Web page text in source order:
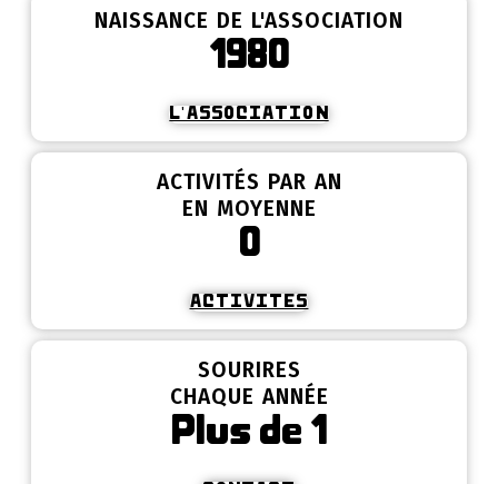
NAISSANCE DE L'ASSOCIATION
1980
L'ASSOCIATION
ACTIVITÉS PAR AN
EN MOYENNE
0
ACTIVITES
SOURIRES
CHAQUE ANNÉE
Plus de 1